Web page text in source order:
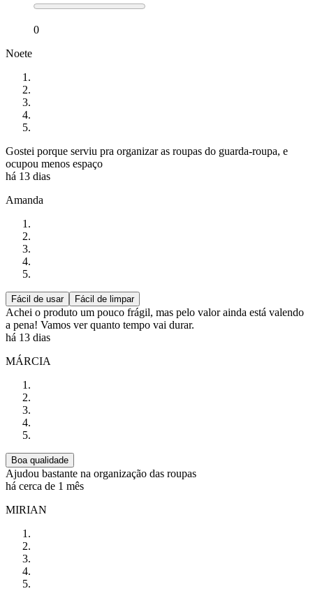
0
Noete
Gostei porque serviu pra organizar as roupas do guarda-roupa, e
ocupou menos espaço
há 13 dias
Amanda
Fácil de usar Fácil de limpar
Achei o produto um pouco frágil, mas pelo valor ainda está valendo
a pena! Vamos ver quanto tempo vai durar.
há 13 dias
MÁRCIA
Boa qualidade
Ajudou bastante na organização das roupas
há cerca de 1 mês
MIRIAN